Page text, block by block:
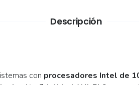
Descripción
con procesadores Intel de